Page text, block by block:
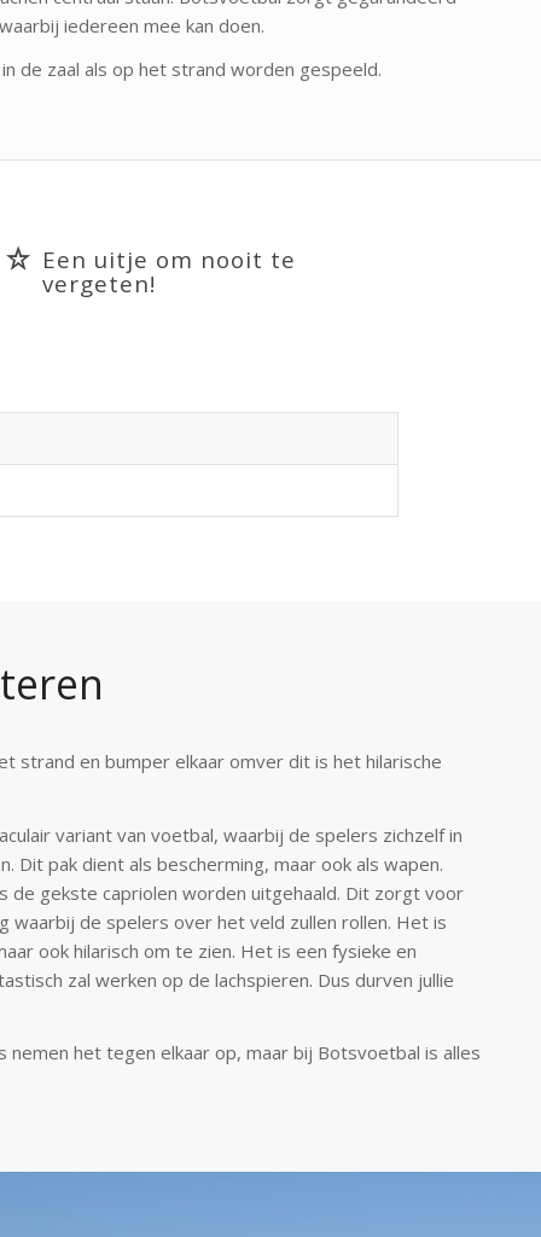
iedereen mee kan doen.
de zaal als op het strand worden gespeeld.
Een uitje om nooit te
vergeten!
strand en bumper elkaar omver dit is het hilarische
variant van voetbal, waarbij de spelers zichzelf in
Dit pak dient als bescherming, maar ook als wapen.
de gekste capriolen worden uitgehaald. Dit zorgt voor
waarbij de spelers over het veld zullen rollen. Het is
ook hilarisch om te zien. Het is een fysieke en
zal werken op de lachspieren. Dus durven jullie
het tegen elkaar op, maar bij Botsvoetbal is alles